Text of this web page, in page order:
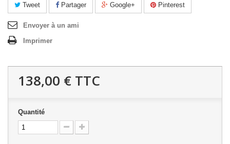
Tweet Partager Google+ Pinterest
Envoyer à un ami
Imprimer
138,00 € TTC
Quantité